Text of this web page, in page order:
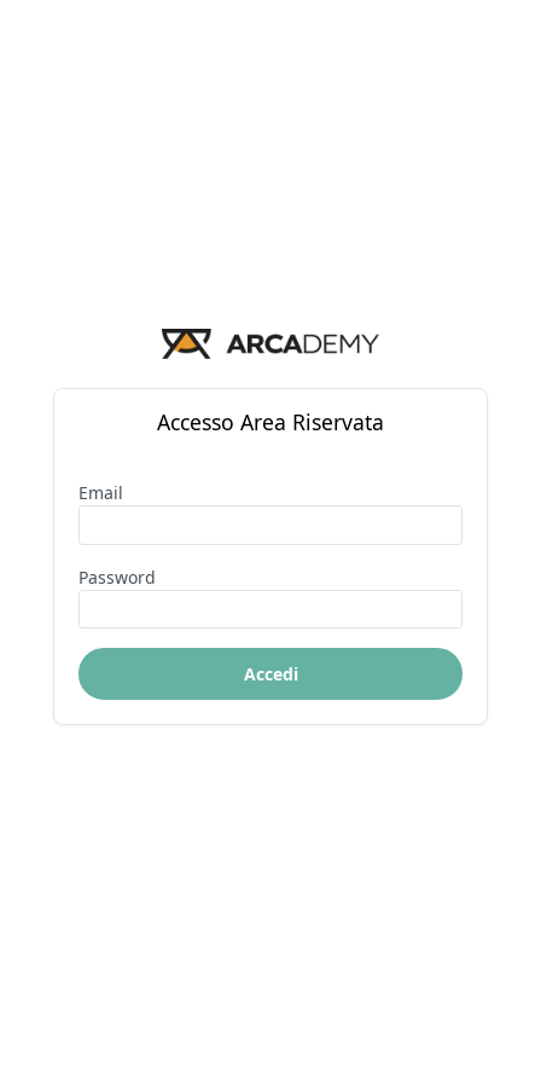
Accesso Area Riservata
Email
Password
Accedi